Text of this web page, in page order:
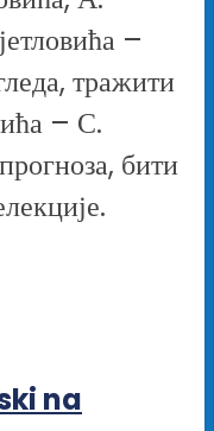
–
тражити
– С.
бити
na